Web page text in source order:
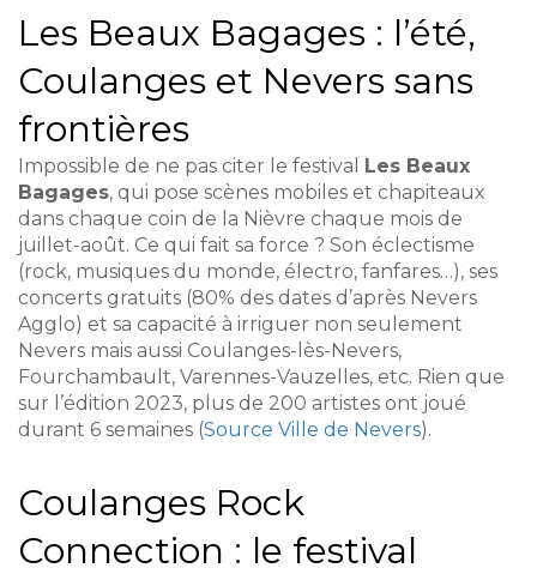
Les Beaux Bagages : l’été,
Coulanges et Nevers sans
frontières
Impossible de ne pas citer le festival Les Beaux
Bagages, qui pose scènes mobiles et chapiteaux
dans chaque coin de la Nièvre chaque mois de
juillet-août. Ce qui fait sa force ? Son éclectisme
(rock, musiques du monde, électro, fanfares…), ses
concerts gratuits (80% des dates d’après Nevers
Agglo) et sa capacité à irriguer non seulement
Nevers mais aussi Coulanges-lès-Nevers,
Fourchambault, Varennes-Vauzelles, etc. Rien que
sur l’édition 2023, plus de 200 artistes ont joué
durant 6 semaines (Source Ville de Nevers).
Coulanges Rock
Connection : le festival